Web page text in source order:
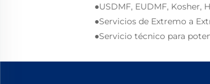
●USDMF, EUDMF, Kosher,
●Servicios de Extremo a
●Servicio técnico para